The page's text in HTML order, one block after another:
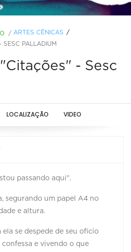
/ ARTES CÊNICAS
SESC PALLADIUM
- Sesc
LOCALIZAÇÃO VIDEO
passando aqui".
segurando um papel A4 no
e altura.
se despede de seu ofício
e vivendo o que